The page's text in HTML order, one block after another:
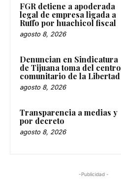
FGR detiene a apoderada
legal de empresa ligada a
Ruffo por huachicol fiscal
agosto 8, 2026
Denuncian en Sindicatura
de Tijuana toma del centro
comunitario de la Libertad
agosto 8, 2026
Transparencia a medias y
por decreto
agosto 8, 2026
-Publicidad -